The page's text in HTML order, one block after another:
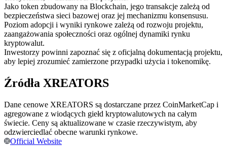
Kontrakty futures wykorzystujące USDC jako zabezpieczenie
Kopiowanie Transakcji
Dołącz do najlepszych traderów
Jako token zbudowany na Blockchain, jego transakcje zależą od
bezpieczeństwa sieci bazowej oraz jej mechanizmu konsensusu.
Poziom adopcji i wyniki rynkowe zależą od rozwoju projektu,
zaangażowania społeczności oraz ogólnej dynamiki rynku
kryptowalut.
Inwestorzy powinni zapoznać się z oficjalną dokumentacją projektu,
aby lepiej zrozumieć zamierzone przypadki użycia i tokenomikę.
Źródła XREATORS
Dane cenowe XREATORS są dostarczane przez CoinMarketCap i
agregowane z wiodących giełd kryptowalutowych na całym
świecie. Ceny są aktualizowane w czasie rzeczywistym, aby
odzwierciedlać obecne warunki rynkowe.
Official Website